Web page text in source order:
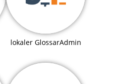
lokaler GlossarAdmin